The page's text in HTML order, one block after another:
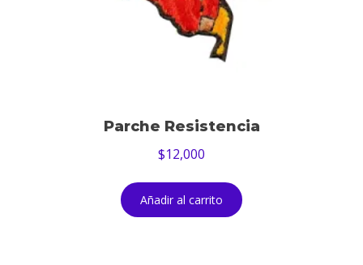
Parche Resistencia
$12,000
Añadir al carrito